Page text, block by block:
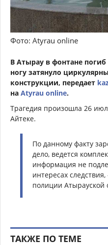
Фото: Atyrau online
В Атырау в фонтане
ногу затянуло
конструкции, передает
на Atyrau online.
Трагедия произошла 26
Айтеке.
По данному факту
дело, ведется
информация не
интересах
полиции Атырауской
ТАКЖЕ ПО ТЕМЕ